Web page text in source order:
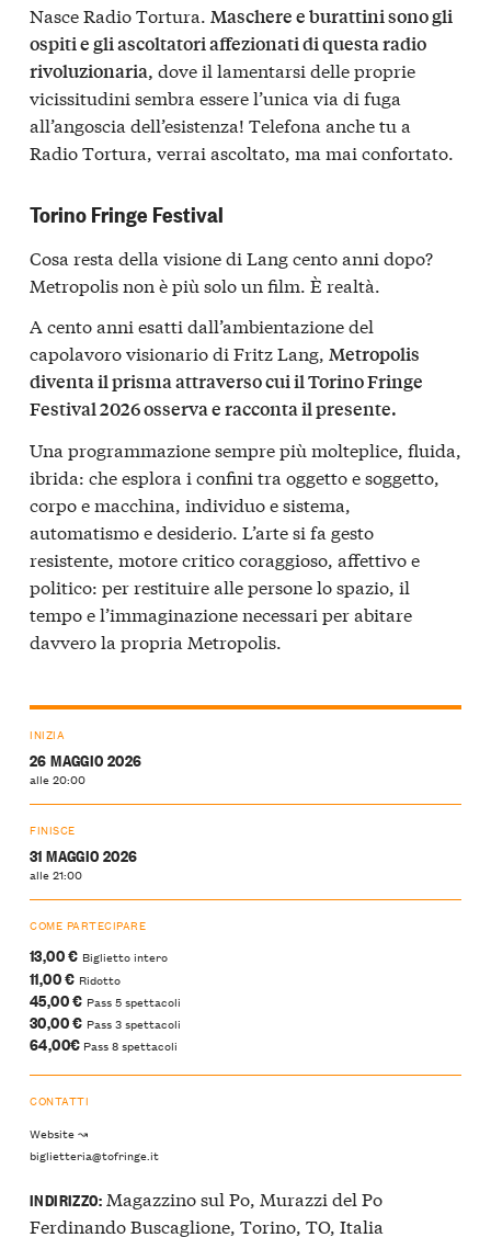
Nasce Radio Tortura. Maschere e burattini sono gli
ospiti e gli ascoltatori affezionati di questa radio
rivoluzionaria, dove il lamentarsi delle proprie
vicissitudini sembra essere l’unica via di fuga
all’angoscia dell’esistenza! Telefona anche tu a
Radio Tortura, verrai ascoltato, ma mai confortato.
Torino Fringe Festival
Cosa resta della visione di Lang cento anni dopo?
Metropolis non è più solo un film. È realtà.
A cento anni esatti dall’ambientazione del
capolavoro visionario di Fritz Lang, Metropolis
diventa il prisma attraverso cui il Torino Fringe
Festival 2026 osserva e racconta il presente.
Una programmazione sempre più molteplice, fluida,
ibrida: che esplora i confini tra oggetto e soggetto,
corpo e macchina, individuo e sistema,
automatismo e desiderio. L’arte si fa gesto
resistente, motore critico coraggioso, affettivo e
politico: per restituire alle persone lo spazio, il
tempo e l’immaginazione necessari per abitare
davvero la propria Metropolis.
INIZIA
26 MAGGIO 2026
alle 20:00
FINISCE
31 MAGGIO 2026
alle 21:00
COME PARTECIPARE
13,00 € Biglietto intero
11,00 € Ridotto
45,00 € Pass 5 spettacoli
30,00 € Pass 3 spettacoli
64,00€ Pass 8 spettacoli
CONTATTI
Website ↝
biglietteria@tofringe.it
INDIRIZZO:Magazzino sul Po, Murazzi del Po
Ferdinando Buscaglione, Torino, TO, Italia